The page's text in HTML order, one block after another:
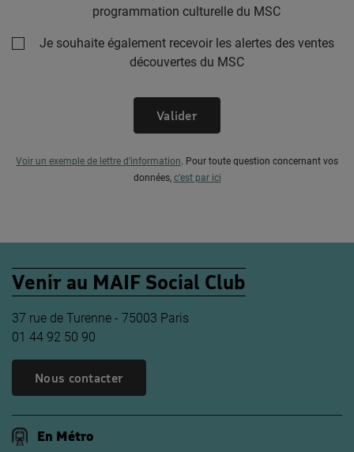
programmation culturelle du MSC
Je souhaite également recevoir les alertes des ventes
découvertes du MSC
Valider
Voir un exemple de lettre d’information. Pour toute question concernant vos
données, c’est par ici
Venir au MAIF Social Club
37 rue de Turenne - 75003 Paris
01 44 92 50 90
Nous contacter
En Métro